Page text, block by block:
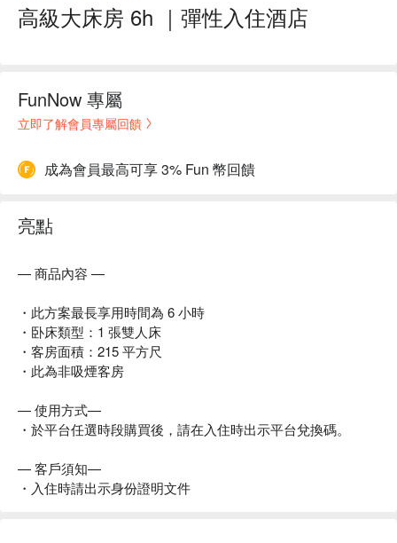
高級大床房 6h ｜彈性入住酒店
FunNow 專屬
立即了解會員專屬回饋
成為會員最高可享 3% Fun 幣回饋
亮點
— 商品內容 —
・此方案最長享用時間為 6 小時
・卧床類型：1 張雙人床
・客房面積：215 平方尺
・此為非吸煙客房
— 使用方式—
・於平台任選時段購買後，請在入住時出示平台兌換碼。
— 客戶須知—
・入住時請出示身份證明文件